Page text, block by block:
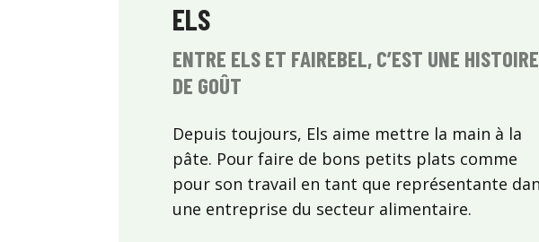
ELS
ENTRE ELS ET FAIREBEL, C’EST UNE HISTOIRE
DE GOÛT
Depuis toujours, Els aime mettre la main à la
pâte. Pour faire de bons petits plats comme
pour son travail en tant que représentante
une entreprise du secteur alimentaire.